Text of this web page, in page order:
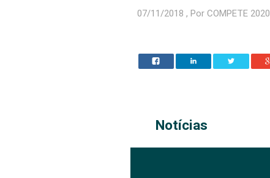
07/11/2018 , Por COMPETE 2020
Notícias